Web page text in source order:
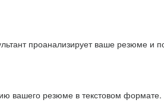
проанализирует ваше резюме и
вашего резюме в текстовом формате.